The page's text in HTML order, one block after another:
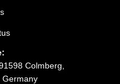
Colmberg,
Germany